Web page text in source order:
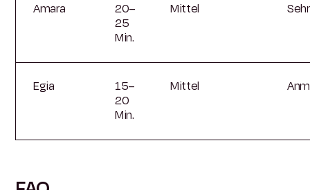
Amara
20–
25
Min.
Mittel
Egia
15–
20
Min.
Mittel